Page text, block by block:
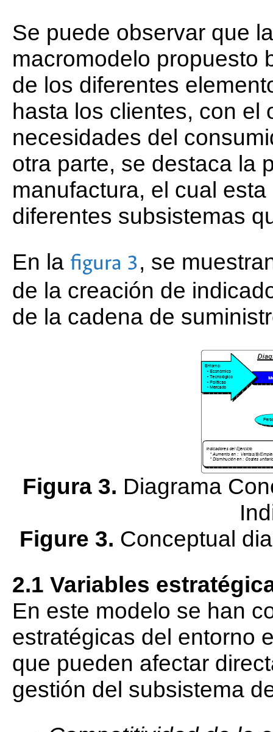
Se puede observar que
macromodelo propuesto
de los diferentes
hasta los clientes, con el
necesidades del
otra parte, se destaca la
manufactura, el cual
diferentes subsistemas
En la figura 3, se
de la creación de
de la cadena de
Figura 3. Diagrama
Figure 3. Conceptual
2.1 Variables
En este modelo se han
estratégicas del entorno
que pueden afectar
gestión del subsistema